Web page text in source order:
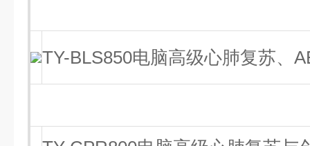
TY-BLS850电脑高级心肺复苏、